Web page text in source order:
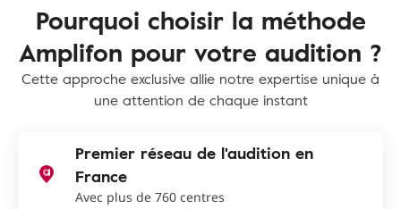
Pourquoi choisir la méthode
Amplifon pour votre audition ?
Cette approche exclusive allie notre expertise unique à
une attention de chaque instant
Premier réseau de l'audition en
France
Avec plus de 760 centres